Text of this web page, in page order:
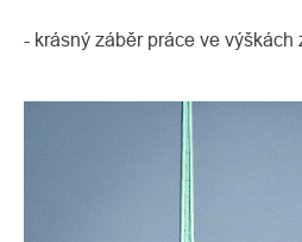
- krásný záběr práce ve výškách